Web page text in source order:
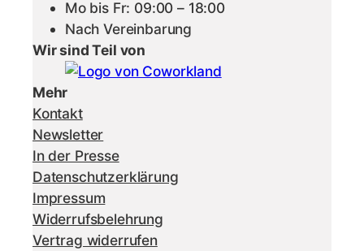
Mo bis Fr: 09:00 – 18:00
Nach Vereinbarung
Wir sind Teil von
Mehr
Kontakt
Newsletter
In der Presse
Datenschutzerklärung
Impressum
Widerrufsbelehrung
Vertrag widerrufen